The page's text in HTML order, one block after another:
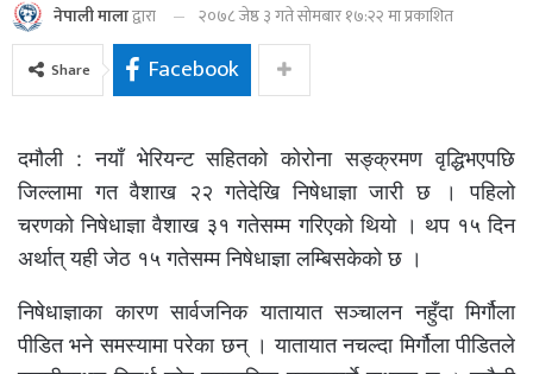
नेपाली मालाद्वारा २०७८ जेष्ठ ३ गते सोमबार १७:२२ मा प्रकाशित
Share Facebook
दमौली : नयाँ भेरियन्ट सहितको कोरोना सङ्क्रमण वृद्धिभएपछि
जिल्लामा गत वैशाख २२ गतेदेखि निषेधाज्ञा जारी छ । पहिलो
चरणको निषेधाज्ञा वैशाख ३१ गतेसम्म गरिएको थियो । थप १५ दिन
अर्थात् यही जेठ १५ गतेसम्म निषेधाज्ञा लम्बिसकेको छ ।
निषेधाज्ञाका कारण सार्वजनिक यातायात सञ्चालन नहुँदा मिर्गौला
पीडित भने समस्यामा परेका छन् । यातायात नचल्दा मिर्गौला पीडितले